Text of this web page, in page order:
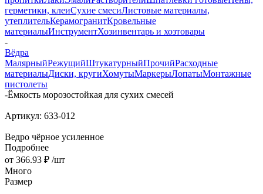
герметики, клеиСухие смесиЛистовые материалы,
утеплительКерамогранитКровельные
материалыИнструментХозинвентарь и хозтовары
-
Вёдра
МалярныйРежущийШтукатурныйПрочийРасходные
материалыДиски, кругиХомутыМаркерыЛопатыМонтажные
пистолеты
-Ёмкость морозостойкая для сухих смесей
Артикул: 633-012
Ведро чёрное усиленное
Подробнее
от 366.93 ₽ /шт
Много
Размер